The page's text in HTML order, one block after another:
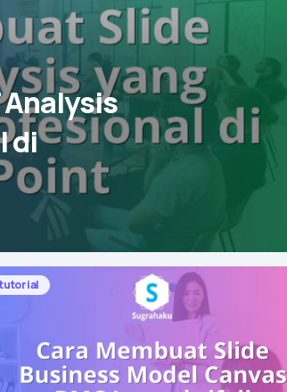
Analysis
di
tutorial